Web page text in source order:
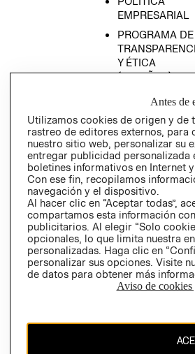
EMPRESARIAL
PROGRAMA DE
Y ÉTICA
(ESPAÑOL)
PROGRAMA DE
Y ÉTICA
Colombia ($)
CAMBIAR REGIÓN
El contenido de esta página web está
Antes de
Utilizamos cookies de origen y de
rastreo de editores externos,
nuestro sitio web, personalizar su
entregar publicidad personalizada
boletines informativos en Internet
Con ese fin, recopilamos
navegación y el dispositivo.
Al hacer clic en “Aceptar todas”,
compartamos esta información
publicitarios. Al elegir “Solo
opcionales, lo que limita nuestra
personalizadas. Haga clic en
personalizar sus opciones. Visite
de datos para obtener más
Aviso de cookies